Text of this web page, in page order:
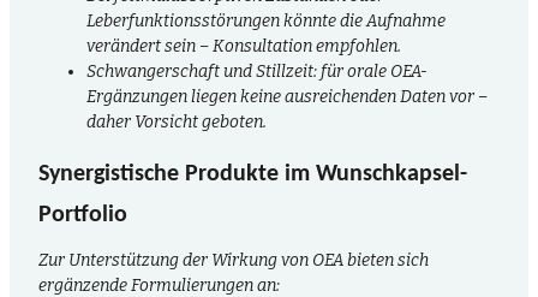
Leberfunktions­störungen könnte die Aufnahme
verändert sein – Konsultation empfohlen.
Schwangerschaft und Stillzeit: für orale OEA-
Ergänzungen liegen keine ausreichenden Daten vor –
daher Vorsicht geboten.
Synergistische Produkte im Wunschkapsel-
Portfolio
Zur Unterstützung der Wirkung von OEA bieten sich
ergänzende Formulierungen an: